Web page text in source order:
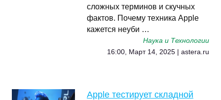
сложных терминов и скучных
фактов. Почему техника Apple
кажется неуби …
Наука и Технологии
16:00, Март 14, 2025 | astera.ru
Apple тестирует складной